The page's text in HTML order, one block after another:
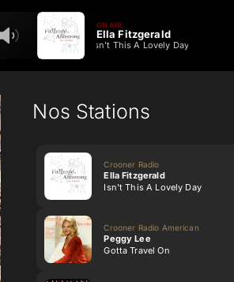
ON AIR
Ella Fitzgerald
Isn't This A Lovely Day
Nos Stations
Crooner Radio
Ella Fitzgerald
Isn't This A Lovely Day
Crooner Radio American
Peggy Lee
Gotta Travel On